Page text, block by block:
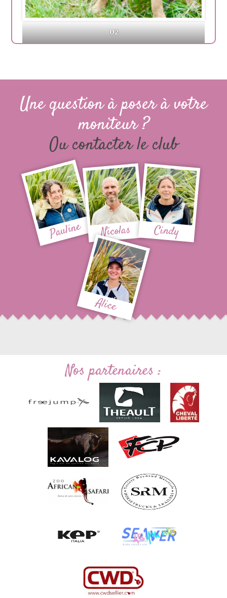
U2
Une question à poser à votre
moniteur ?
Ou contacter le club
Pauline Nicolas Cindy
Alice
Nos partenaires :